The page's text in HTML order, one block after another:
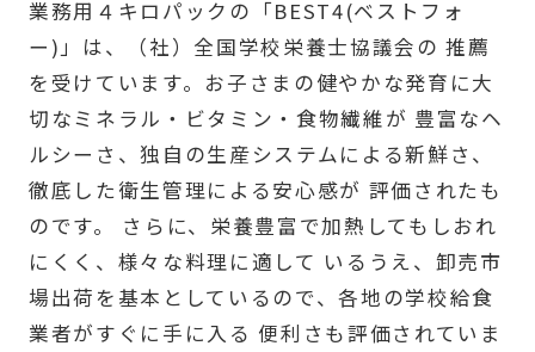
業務用４キロパックの「BEST4(ベストフォ
ー)」は、（社）全国学校栄養士協議会の 推薦
を受けています。お子さまの健やかな発育に大
切なミネラル・ビタミン・食物繊維が 豊富なヘ
ルシーさ、独自の生産システムによる新鮮さ、
徹底した衛生管理による安心感が 評価されたも
のです。 さらに、栄養豊富で加熱してもしおれ
にくく、様々な料理に適して いるうえ、卸売市
場出荷を基本としているので、各地の学校給食
業者がすぐに手に入る 便利さも評価されていま